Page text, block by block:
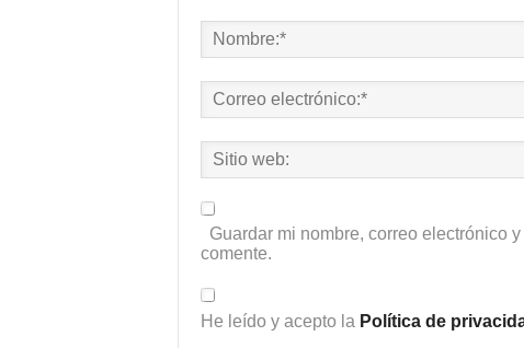
Guardar mi nombre, correo electrónico
comente.
He leído y acepto la Política de